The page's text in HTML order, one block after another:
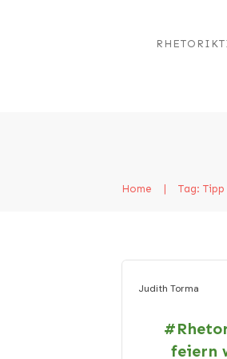
Home Tag:
Judith Torma
feiern